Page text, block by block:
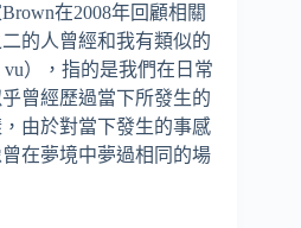
在2008年回顧相關
的人曾經和我有類似的
），指的是我們在日常
曾經歷過當下所發生的
由於對當下發生的事感
在夢境中夢過相同的場